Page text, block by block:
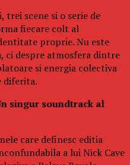
trei scene si o serie de
fiecare colt al
proprie. Nu este
ci despre atmosfera dintre
si energia colectiva
diferita.
singur soundtrack al
care definesc editia
a lui Nick Cave